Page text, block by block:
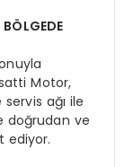
BÖLGEDE
Motor,
ağı ile
doğrudan ve
ediyor.